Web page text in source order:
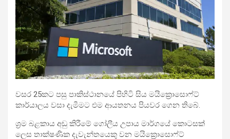
වසර 25කට පසු පාකිස්ථානයේ පිහිටි සිය මයික්‍රොසොෆ්ට්
කාර්යාලය වසා දැමීමට එම ආයතනය පියවර ගෙන තිබේ.
ශ්‍රම බළකාය අඩු කිරීමේ ගෝලීය උපාය මාර්ගයේ කොටසක්
ලෙස තාක්ෂණික දැවැන්තයෙකු වන මයික්‍රොසොෆ්ට්